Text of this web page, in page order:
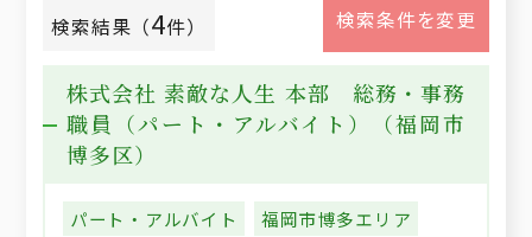
検索結果（4件） 検索条件を変更
株式会社 素敵な人生 本部 総務・事務
職員（パート・アルバイト）（福岡市
博多区）
パート・アルバイト
福岡市博多エリア